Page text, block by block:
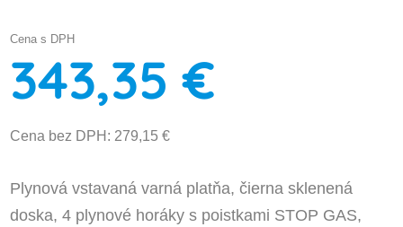
Cena s DPH
343,35 €
Cena bez DPH: 279,15 €
Plynová vstavaná varná platňa, čierna sklenená
doska, 4 plynové horáky s poistkami STOP GAS,